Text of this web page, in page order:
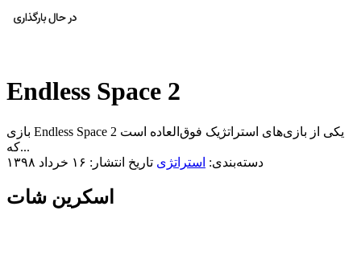
Endless Space 2
بازی Endless Space 2 یکی از بازی‌های استراتژیک فوق‌العاده است
که...
دسته‌بندی: استراتژی تاریخ انتشار: ۱۶ خرداد ۱۳۹۸
اسکرین شات